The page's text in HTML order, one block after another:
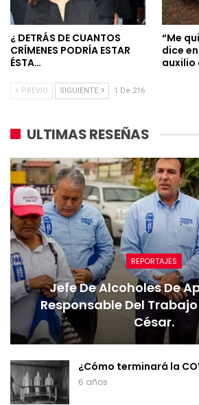
¿ DETRÁS DE CUANTOS
CRÍMENES PODRÍA ESTAR
ÉSTA…
“Me
dice
auxilio
PREVIO SIGUIENTE 1 De 216
ULTIMAS RESEÑAS
REPORTAJES
Jefe De Alcoholes De
Responsable Del
César.
¿Cómo terminará la
6 años